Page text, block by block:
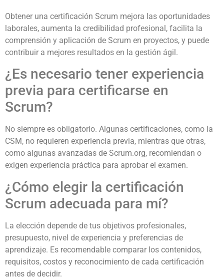
Obtener una certificación Scrum mejora las oportunidades
laborales, aumenta la credibilidad profesional, facilita la
comprensión y aplicación de Scrum en proyectos, y puede
contribuir a mejores resultados en la gestión ágil.
¿Es necesario tener experiencia
previa para certificarse en
Scrum?
No siempre es obligatorio. Algunas certificaciones, como la
CSM, no requieren experiencia previa, mientras que otras,
como algunas avanzadas de Scrum.org, recomiendan o
exigen experiencia práctica para aprobar el examen.
¿Cómo elegir la certificación
Scrum adecuada para mí?
La elección depende de tus objetivos profesionales,
presupuesto, nivel de experiencia y preferencias de
aprendizaje. Es recomendable comparar los contenidos,
requisitos, costos y reconocimiento de cada certificación
antes de decidir.